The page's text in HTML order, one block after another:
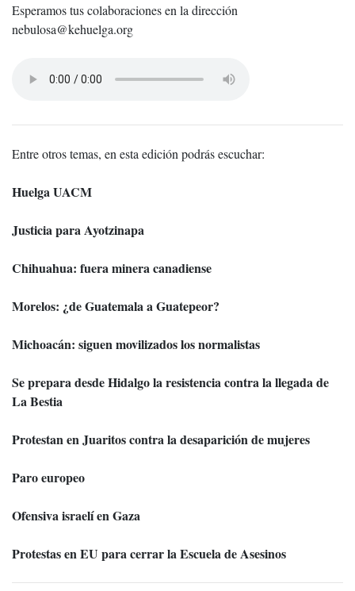
Esperamos tus colaboraciones en la dirección
nebulosa@kehuelga.org
Entre otros temas, en esta edición podrás escuchar:
Huelga UACM
Justicia para Ayotzinapa
Chihuahua: fuera minera canadiense
Morelos: ¿de Guatemala a Guatepeor?
Michoacán: siguen movilizados los normalistas
Se prepara desde Hidalgo la resistencia contra la llegada de
La Bestia
Protestan en Juaritos contra la desaparición de mujeres
Paro europeo
Ofensiva israelí en Gaza
Protestas en EU para cerrar la Escuela de Asesinos